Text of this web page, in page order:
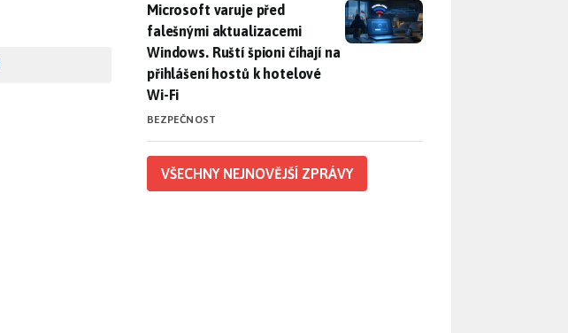
Microsoft varuje před falešnými aktualizacemi Windows. Ruští
Microsoft varuje před
falešnými aktualizacemi
Windows. Ruští špioni číhají na
přihlášení hostů k hotelové
Wi-Fi
BEZPEČNOST
VŠECHNY NEJNOVĚJŠÍ ZPRÁVY